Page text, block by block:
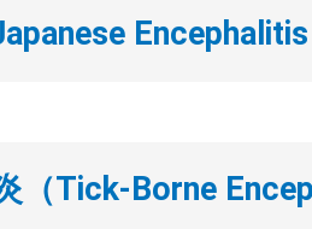
（Tick-Borne